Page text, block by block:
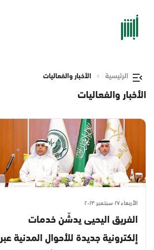
الرئيسية الأخبار والفعاليات
الأخبار والفعاليات
الأربعاء ٢٧ سبتمبر ٢٠٢٣
الفريق اليحيى يدشّن خدمات
إلكترونية جديدة للأحوال المدنية عبر